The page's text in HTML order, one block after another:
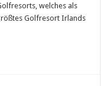
welches als
Golfresort Irlands